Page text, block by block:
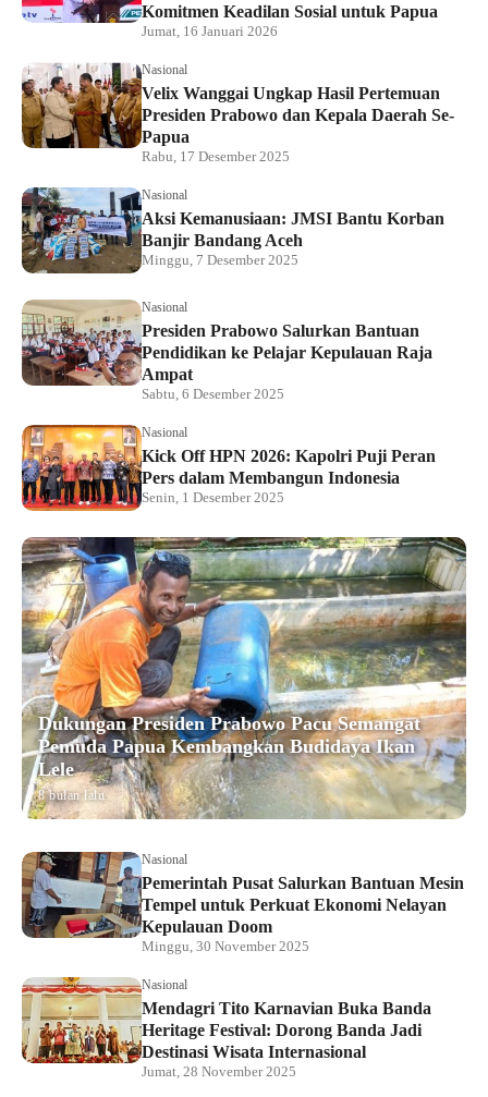
Komitmen Keadilan Sosial untuk Papua
Jumat, 16 Januari 2026
Nasional
Velix Wanggai Ungkap Hasil Pertemuan
Presiden Prabowo dan Kepala Daerah Se-
Papua
Rabu, 17 Desember 2025
Nasional
Aksi Kemanusiaan: JMSI Bantu Korban
Banjir Bandang Aceh
Minggu, 7 Desember 2025
Nasional
Presiden Prabowo Salurkan Bantuan
Pendidikan ke Pelajar Kepulauan Raja
Ampat
Sabtu, 6 Desember 2025
Nasional
Kick Off HPN 2026: Kapolri Puji Peran
Pers dalam Membangun Indonesia
Senin, 1 Desember 2025
Dukungan Presiden Prabowo Pacu Semangat
Pemuda Papua Kembangkan Budidaya Ikan
Lele
8 bulan lalu
Nasional
Pemerintah Pusat Salurkan Bantuan Mesin
Tempel untuk Perkuat Ekonomi Nelayan
Kepulauan Doom
Minggu, 30 November 2025
Nasional
Mendagri Tito Karnavian Buka Banda
Heritage Festival: Dorong Banda Jadi
Destinasi Wisata Internasional
Jumat, 28 November 2025